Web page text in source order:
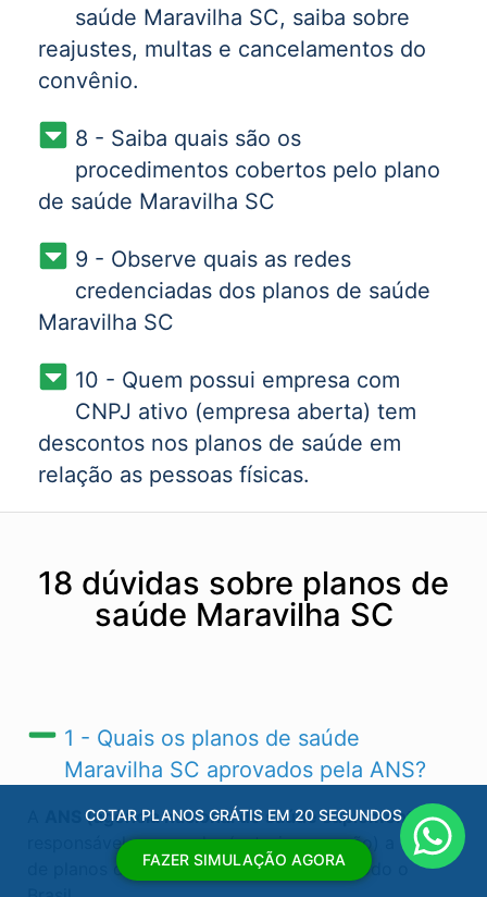
saúde Maravilha SC, saiba sobre
reajustes, multas e cancelamentos do
convênio.
8 - Saiba quais são os
procedimentos cobertos pelo plano
de saúde Maravilha SC
9 - Observe quais as redes
credenciadas dos planos de saúde
Maravilha SC
10 - Quem possui empresa com
CNPJ ativo (empresa aberta) tem
descontos nos planos de saúde em
relação as pessoas físicas.
18 dúvidas sobre planos de
saúde Maravilha SC
1 - Quais os planos de saúde
Maravilha SC​ aprovados pela ANS?
ANS (agência nacional de saúde suplementar)é
responsável por regular (autorizas ou não) a venda
de planos de saúde Maravilha SC​ e em todo o
COTAR PLANOS GRÁTIS EM 20 SEGUNDOS
FAZER SIMULAÇÃO AGORA